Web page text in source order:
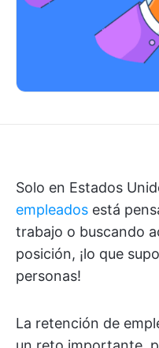
Solo en Estados
empleados está
trabajo o buscando
posición, ¡lo que
personas!
La retención de